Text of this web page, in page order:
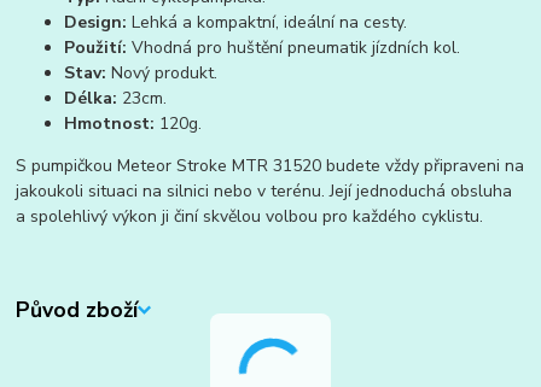
Design: Lehká a kompaktní, ideální na cesty.
Použití: Vhodná pro huštění pneumatik jízdních kol.
Stav: Nový produkt.
Délka: 23cm.
Hmotnost: 120g.
S pumpičkou Meteor Stroke MTR 31520 budete vždy připraveni na
jakoukoli situaci na silnici nebo v terénu. Její jednoduchá obsluha
a spolehlivý výkon ji činí skvělou volbou pro každého cyklistu.
Původ zboží